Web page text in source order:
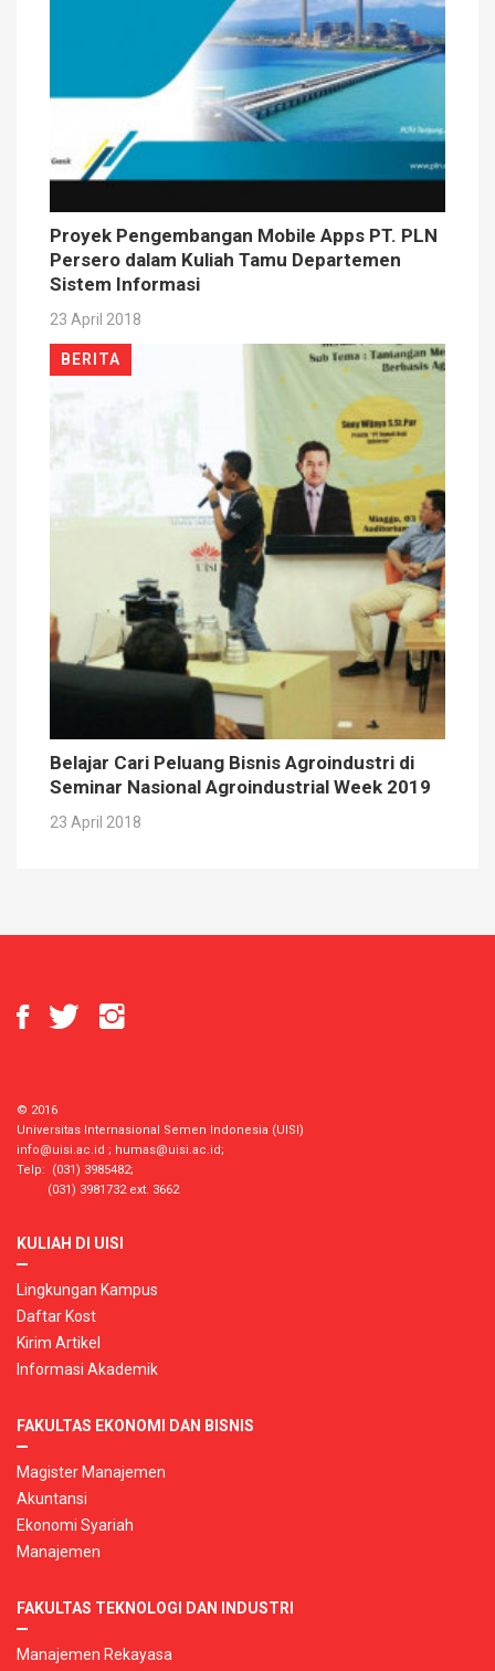
Proyek Pengembangan Mobile Apps PT. PLN
Persero dalam Kuliah Tamu Departemen
Sistem Informasi
23 April 2018
BERITA
Belajar Cari Peluang Bisnis Agroindustri di
Seminar Nasional Agroindustrial Week 2019
23 April 2018
© 2016
Universitas Internasional Semen Indonesia (UISI)
info@uisi.ac.id ; humas@uisi.ac.id;
Telp: (031) 3985482;
(031) 3981732 ext. 3662
KULIAH DI UISI
Lingkungan Kampus
Daftar Kost
Kirim Artikel
Informasi Akademik
FAKULTAS EKONOMI DAN BISNIS
Magister Manajemen
Akuntansi
Ekonomi Syariah
Manajemen
FAKULTAS TEKNOLOGI DAN INDUSTRI
Manajemen Rekayasa